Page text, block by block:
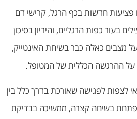
פציעות חדשות בכף הרגל, קרישי דם
בעור כפות הרגליים, והיריון בסיכון
מצבים כאלה כבר בשיחת האינטייק,
ההרגשה הכללית של המטופל.
לצפות לפגישה שאורכת בדרך כלל בין
בשיחה קצרה, ממשיכה בבדיקת